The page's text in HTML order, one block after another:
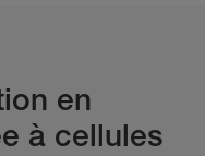
en
à cellules